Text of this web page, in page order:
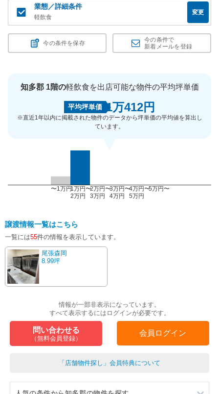
業態／詳細条件
軽飲食
変更
今の条件を保存
今の条件で
新着メールを登録
知多郡 1階の軽飲食を出店可能な物件の平均坪単価
平均坪単価 1万412円
※直近1年以内に掲載された物件のデータから坪単価の平均値を算出し
ています。
〜1万円1万円〜
2万円
2万円〜
3万円
3万円〜
4万円
4万円〜
5万円
5万円〜
譲渡情報一覧はこちら
一覧には55件の情報を表示しています。
尾張森岡
8.99坪
情報が一部非表示になっています。
すべて表示するにはログインが必要です。
問い合わせる
（無料会員登録）
会員ログイン
「店舗物件探し」会員特典について